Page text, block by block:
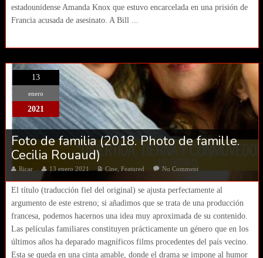
estadounidense Amanda Knox que estuvo encarcelada en una prisión de
Francia acusada de asesinato. A Bill ...
13
enero
2021
Foto de familia (2018. Photo de famille.
Cecilia Rouaud)
Ricar 13 enero 2021 Cine, Featured No Comment
El título (traducción fiel del original) se ajusta perfectamente al
argumento de este estreno; si añadimos que se trata de una producción
francesa, podemos hacernos una idea muy aproximada de su contenido.
Las películas familiares constituyen prácticamente un género que en los
últimos años ha deparado magníficos films procedentes del país vecino.
Esta se queda en una cinta amable, donde el drama se impone al humor